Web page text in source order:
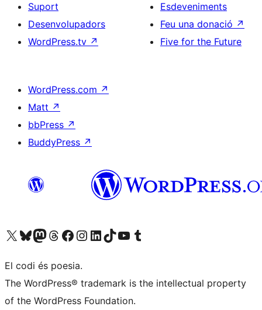
Suport
Desenvolupadors
WordPress.tv ↗
Esdeveniments
Feu una donació ↗
Five for the Future
WordPress.com ↗
Matt ↗
bbPress ↗
BuddyPress ↗
Visiteu el nostre compte X (abans Twitter)
Visiteu el nostre compte de Bluesky
Visiteu el nostre compte al Mastodon
Visiteu el nostre compte de Threads
Visiteu la nostra pàgina al Facebook
Visiteu el nostre compte d'Instagram
Visiteu el nostre compte de LinkedIn
Visiteu el nostre compte de TikTok
Visiteu el nostre canal al YouTube
Visiteu el nostre compte de Tumblr
El codi és poesia.
The WordPress® trademark is the intellectual property
of the WordPress Foundation.